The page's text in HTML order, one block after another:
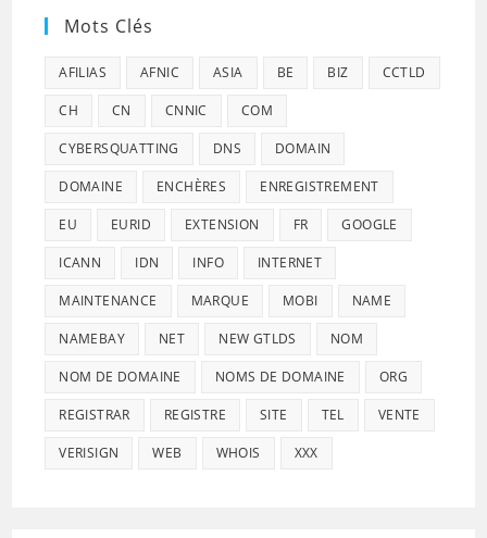
Mots Clés
AFILIAS AFNIC ASIA BE BIZ CCTLD
CH CN CNNIC COM
CYBERSQUATTING DNS DOMAIN
DOMAINE ENCHÈRES ENREGISTREMENT
EU EURID EXTENSION FR GOOGLE
ICANN IDN INFO INTERNET
MAINTENANCE MARQUE MOBI NAME
NAMEBAY NET NEW GTLDS NOM
NOM DE DOMAINE NOMS DE DOMAINE ORG
REGISTRAR REGISTRE SITE TEL VENTE
VERISIGN WEB WHOIS XXX